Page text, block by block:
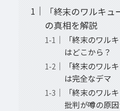
「終末のワルキ
の真相を解説
「終末のワル
はどこから？
「終末のワル
は完全なデマ
「終末のワル
批判が噂の原